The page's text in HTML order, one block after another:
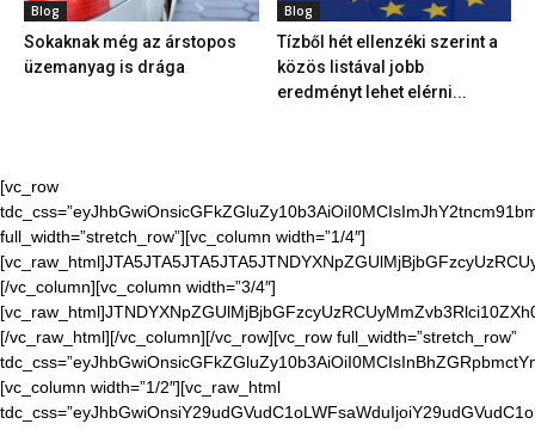
Blog
Sokaknak még az árstopos
üzemanyag is drága
Blog
Tízből hét ellenzéki szerint a
közös listával jobb
eredményt lehet elérni...
[vc_row
full_width=”stretch_row”][vc_column width=”1/4″]
[/vc_column][vc_column width=”3/4″]
[/vc_raw_html][/vc_column][/vc_row][vc_row full_width=”stretch_row”
[vc_column width=”1/2″][vc_raw_html